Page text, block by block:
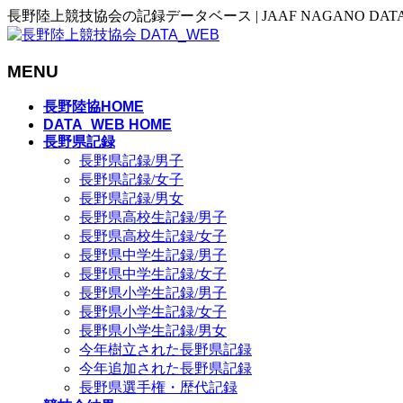
長野陸上競技協会の記録データベース | JAAF NAGANO
MENU
長野陸協HOME
DATA_WEB HOME
長野県記録
長野県記録/男子
長野県記録/女子
長野県記録/男女
長野県高校生記録/男子
長野県高校生記録/女子
長野県中学生記録/男子
長野県中学生記録/女子
長野県小学生記録/男子
長野県小学生記録/女子
長野県小学生記録/男女
今年樹立された長野県記録
今年追加された長野県記録
長野県選手権・歴代記録